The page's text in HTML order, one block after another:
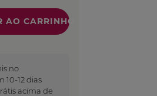
no
10-12 dias
acima de